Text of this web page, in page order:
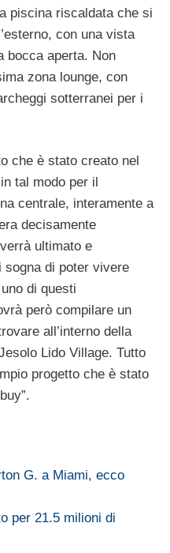
piscina riscaldata che si
con una vista
bocca aperta. Non
zona lounge, con
sotterranei per i
che è stato creato nel
tal modo per il
centrale, interamente a
decisamente
ultimato e
sogna di poter vivere
di questi
però compilare un
all’interno della
Lido Village. Tutto
progetto che è stato
G. a Miami, ecco
per 21.5 milioni di